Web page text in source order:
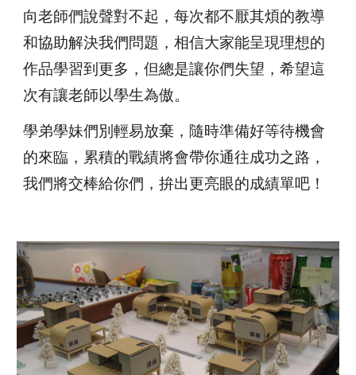
向老師們說聲對不起，每次都不厭其煩的教導
和協助解決我們問題，相信大家能呈現理想的
作品學習到更多，但總是讓你們失望，希望這
次有讓老師以學生為傲。
學弟學妹們別輕易放棄，隨時準備好等待機會
的來臨，累積的戰績將會帶你通往成功之路，
我們將交棒給你們，拚出更亮眼的成績單吧！